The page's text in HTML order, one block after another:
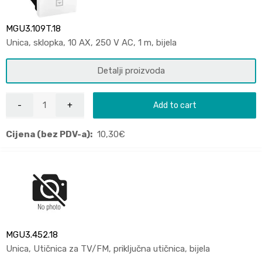
MGU3.109T.18
Unica, sklopka, 10 AX, 250 V AC, 1 m, bijela
Detalji proizvoda
Add to cart
Cijena (bez PDV-a): 10,30€
MGU3.452.18
Unica, Utičnica za TV/FM, priključna utičnica, bijela